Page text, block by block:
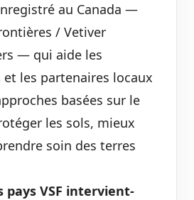
au Canada —
/ Vetiver
— qui aide les
les partenaires locaux
basées sur le
les sols, mieux
soin des terres
pays VSF intervient-